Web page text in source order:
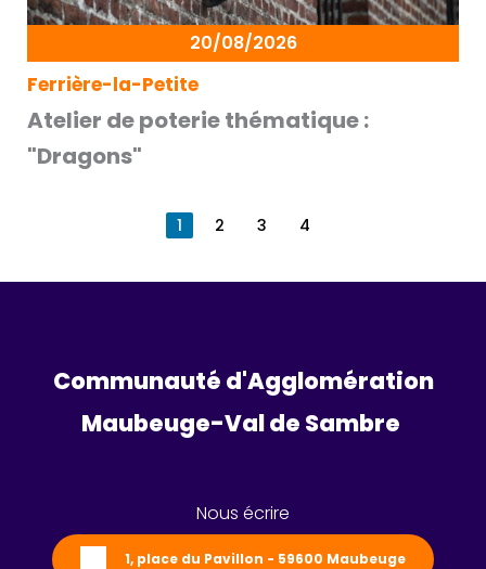
20/08/2026
Ferrière-la-Petite
Atelier de poterie thématique :
"Dragons"
1 2 3 4
Communauté d'Agglomération
Maubeuge-Val de Sambre
Nous écrire
1, place du Pavillon - 59600 Maubeuge